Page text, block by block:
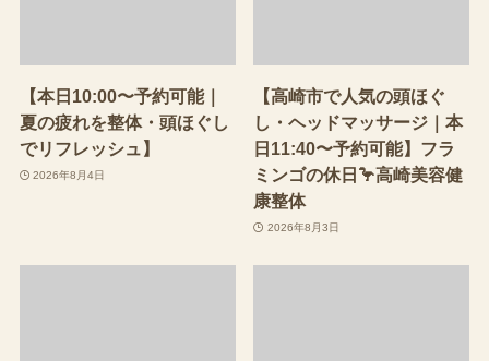
【本日10:00〜予約可能｜
夏の疲れを整体・頭ほぐし
でリフレッシュ】
2026年8月4日
【高崎市で人気の頭ほぐ
し・ヘッドマッサージ｜本
日11:40〜予約可能】フラ
ミンゴの休日🦩高崎美容健
康整体
2026年8月3日